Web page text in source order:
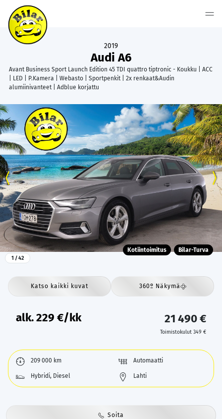
Audi A6
2019
Avant Business Sport Launch Edition 45 TDI quattro tiptronic - Koukku | ACC
| LED | P.Kamera | Webasto | Sportpenkit | 2x renkaat&Audin
alumiinivanteet | Adblue korjattu
1 / 42
Kotiintoimitus Bilar-Turva
Katso kaikki kuvat 360º Näkymä
alk.229 €/kk 21 490 €
Toimistokulut 349 €
209 000 km Automaatti
Hybridi, Diesel Lahti
Soita